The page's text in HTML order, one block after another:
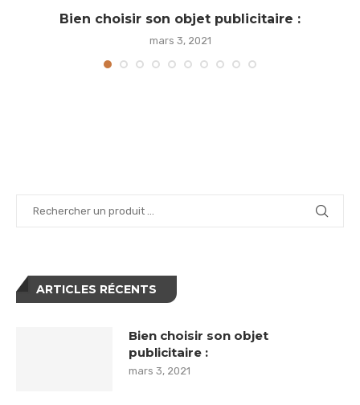
Bien choisir son objet publicitaire :
mars 3, 2021
ARTICLES RÉCENTS
Bien choisir son objet
publicitaire :
mars 3, 2021